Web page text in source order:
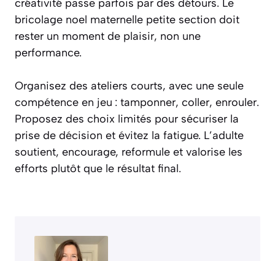
créativité passe parfois par des détours. Le
bricolage noel maternelle petite section doit
rester un moment de plaisir, non une
performance.
Organisez des ateliers courts, avec une seule
compétence en jeu : tamponner, coller, enrouler.
Proposez des choix limités pour sécuriser la
prise de décision et évitez la fatigue. L’adulte
soutient, encourage, reformule et valorise les
efforts plutôt que le résultat final.